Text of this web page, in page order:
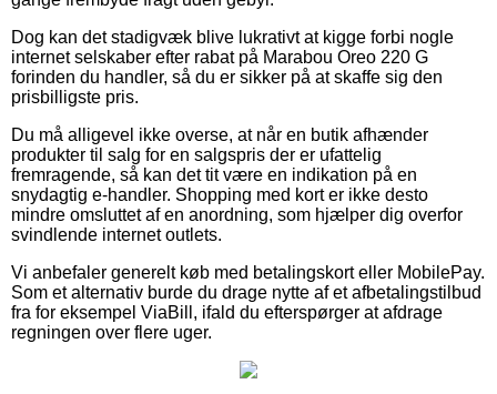
Dog kan det stadigvæk blive lukrativt at kigge forbi nogle
internet selskaber efter rabat på Marabou Oreo 220 G
forinden du handler, så du er sikker på at skaffe sig den
prisbilligste pris.
Du må alligevel ikke overse, at når en butik afhænder
produkter til salg for en salgspris der er ufattelig
fremragende, så kan det tit være en indikation på en
snydagtig e-handler. Shopping med kort er ikke desto
mindre omsluttet af en anordning, som hjælper dig overfor
svindlende internet outlets.
Vi anbefaler generelt køb med betalingskort eller MobilePay.
Som et alternativ burde du drage nytte af et afbetalingstilbud
fra for eksempel ViaBill, ifald du efterspørger at afdrage
regningen over flere uger.